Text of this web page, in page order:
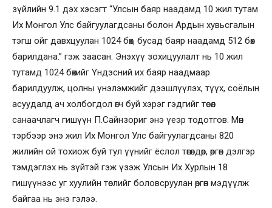
зүйлийн 9.1 дэх хэсэгт “Улсын баяр наадамд 10 жил тутам
Их Монгол Улс байгуулагдсаны болон Ардын хувьсгалын
тэгш ойг давхцуулан 1024 бөх, бусад баяр наадамд 512 бөх
барилдана.” гэж заасан. Энэхүү зохицуулалт нь 10 жил
тутамд 1024 бөхийг Үндэсний их баяр наадмаар
барилдуулж, цолны үнэлэмжийг дээшлүүлэх, түүх, соёлын
асуудалд ач холбогдол өгч буй хэрэг гэдгийг төсөл
санаачлагч гишүүн П.Сайнзориг энэ үеэр тодотгов. Мөн
тэрбээр энэ жил Их Монгол Улс байгуулагдсаны 820
жилийн ой тохиож буй тул үүнийг ёслол төгөлдөр, өргөн дэлгэр
тэмдэглэх нь зүйтэй гэж үзэж Улсын Их Хурлын 18
гишүүнээс уг хуулийн төслийг боловсруулан өргөн мэдүүлж
байгаа нь энэ гэлээ.